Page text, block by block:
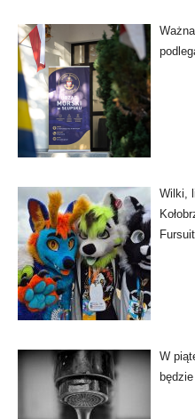
Wilki,
W